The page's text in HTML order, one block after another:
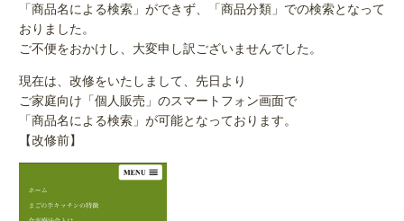
「商品名による検索」ができず、「商品分類」での検索となって
おりました。
ご不便をおかけし、大変申し訳ございませんでした。
現在は、改修をいたしまして、先日より
ご家庭向け「個人販売」のスマートフォン画面で
「商品名による検索」が可能となっております。
【改修前】